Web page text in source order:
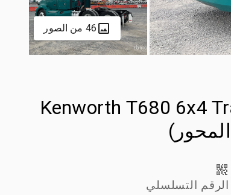
46 من الصور
2022 Kenworth T680
الرقم التسلسلي